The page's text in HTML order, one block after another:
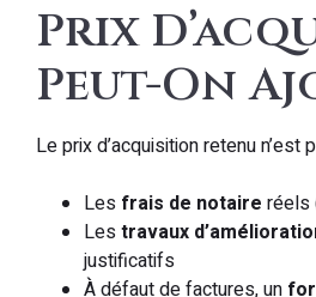
Prix
Peut-On
Le prix d’acquisition retenu
Les frais de notaire réels
Les travaux
justificatifs
À défaut de factures, un